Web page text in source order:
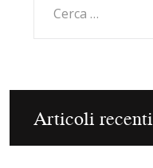
per:
Articoli recenti